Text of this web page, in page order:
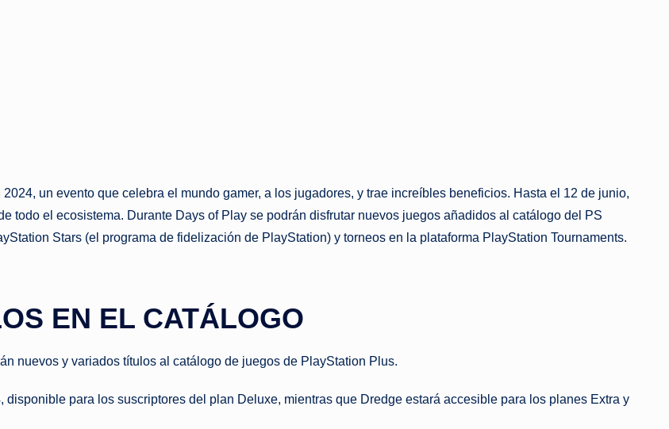
un evento que celebra el mundo gamer, a los jugadores, y trae increíbles beneficios. Hasta el 12 de junio,
todo el ecosistema. Durante Days of Play se podrán disfrutar nuevos juegos añadidos al catálogo del PS
Stars (el programa de fidelización de PlayStation) y torneos en la plataforma PlayStation Tournaments.
EN EL CATÁLOGO
nuevos y variados títulos al catálogo de juegos de PlayStation Plus.
para los suscriptores del plan Deluxe, mientras que Dredge estará accesible para los planes Extra y